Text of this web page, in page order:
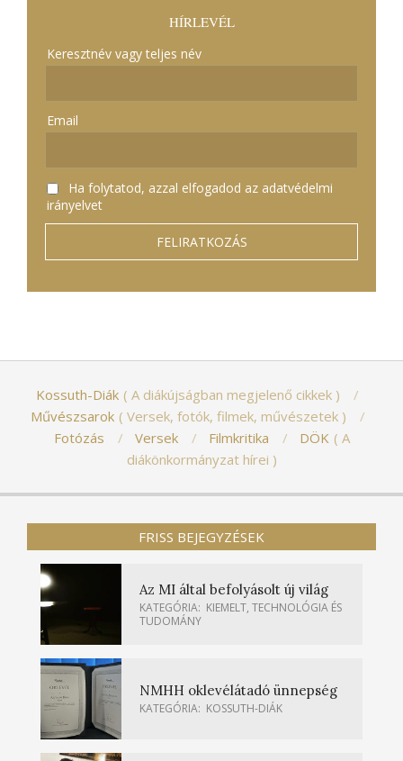
HÍRLEVÉL
Keresztnév vagy teljes név
Email
Ha folytatod, azzal elfogadod az adatvédelmi
irányelvet
Kossuth-Diák
A diákújságban megjelenő cikkek
Művészsarok
Versek, fotók, filmek, művészetek
Fotózás
Versek Filmkritika DÖK
A
diákönkormányzat hírei
FRISS BEJEGYZÉSEK
Az MI által befolyásolt új világ
KATEGÓRIA: KIEMELT, TECHNOLÓGIA ÉS
TUDOMÁNY
NMHH oklevélátadó ünnepség
KATEGÓRIA: KOSSUTH-DIÁK